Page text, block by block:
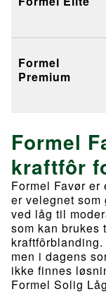
Formel
Premium
Formel
kraftfôr
Formel Favør er
er velegnet
ved låg til
som kan brukes
men i dagens
ikke finnes
Formel Solig